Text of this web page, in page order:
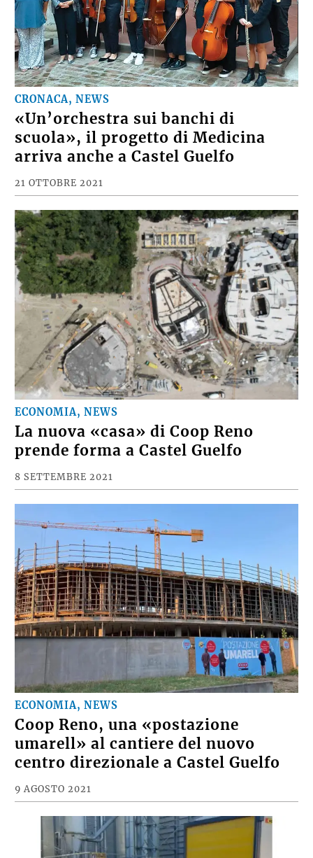
CRONACA, NEWS
«Un’orchestra sui banchi di
scuola», il progetto di Medicina
arriva anche a Castel Guelfo
21 OTTOBRE 2021
ECONOMIA, NEWS
La nuova «casa» di Coop Reno
prende forma a Castel Guelfo
8 SETTEMBRE 2021
ECONOMIA, NEWS
Coop Reno, una «postazione
umarell» al cantiere del nuovo
centro direzionale a Castel Guelfo
9 AGOSTO 2021